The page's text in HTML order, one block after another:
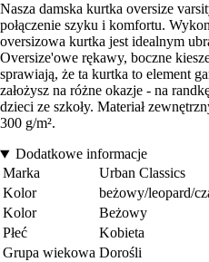
Nasza damska kurtka oversize
połączenie szyku i komfortu.
oversizowa kurtka jest idealnym
Oversize'owe rękawy, boczne
sprawiają, że ta kurtka to element
założysz na różne okazje - na
dzieci ze szkoły. Materiał
300 g/m².
Dodatkowe informacje
Marka
Urban Classics
Kolor
beżowy/leopard/
Kolor
Beżowy
Płeć
Kobieta
Grupa wiekowa Dorośli